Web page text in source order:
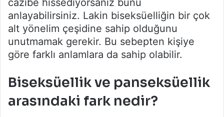
cazibe hissediyorsanız bunu
anlayabilirsiniz. Lakin biseksüelliğin bir çok
alt yönelim çeşidine sahip olduğunu
unutmamak gerekir. Bu sebepten kişiye
göre farklı anlamlara da sahip olabilir.
Biseksüellik ve panseksüellik
arasındaki fark nedir?